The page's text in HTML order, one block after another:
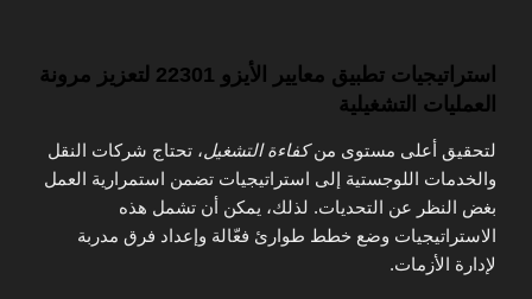
استراتيجيات تطبيق معايير الأيزو 22301 لتعزيز مرونة
العمليات التشغيلية
لتحقيق أعلى مستوى منكفاءة التشغيل، تحتاج شركات النقل
والخدمات اللوجستية إلى استراتيجيات تضمن استمرارية العمل
بغض النظر عن التحديات. لذلك، يمكن أن تشمل هذه
الاستراتيجيات وضع خطط طوارئ فعّالة وإعداد فرق مدربة
لإدارة الأزمات.